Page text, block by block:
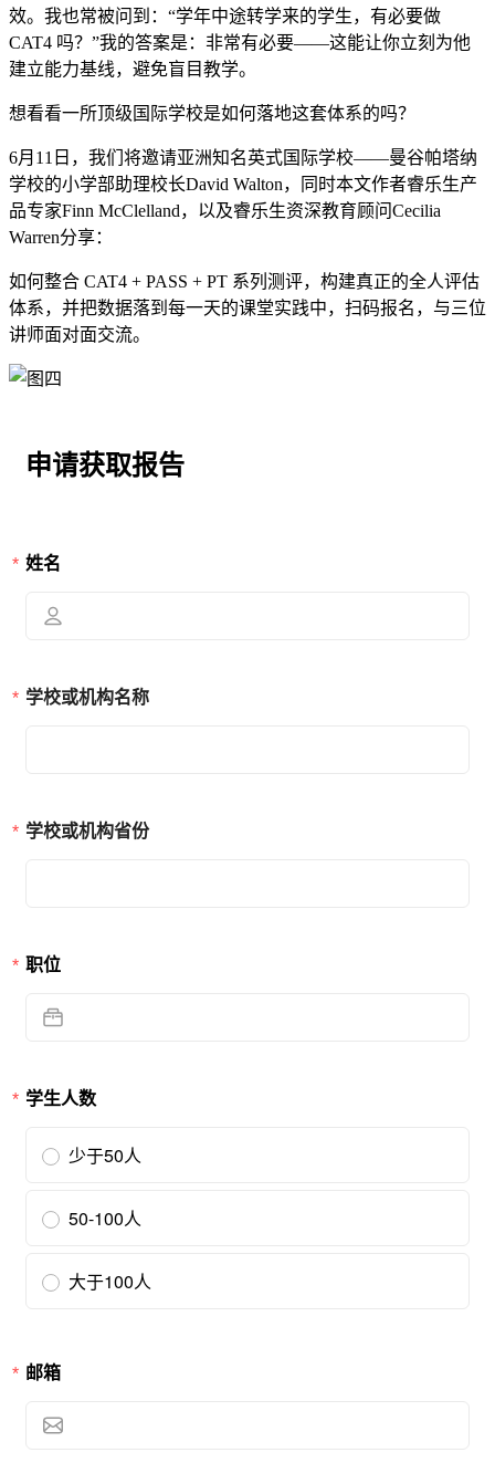
效。我也常被问到：“学年中途转学来的学生，有必要做
CAT4 吗？”我的答案是：非常有必要——这能让你立刻为他
建立能力基线，避免盲目教学。
想看看一所顶级国际学校是如何落地这套体系的吗？
6月11日，我们将邀请亚洲知名英式国际学校——曼谷帕塔纳
学校的小学部助理校长David Walton，同时本文作者睿乐生产
品专家Finn McClelland，以及睿乐生资深教育顾问Cecilia
Warren分享：
如何整合 CAT4 + PASS + PT 系列测评，构建真正的全人评估
体系，并把数据落到每一天的课堂实践中，扫码报名，与三位
讲师面对面交流。